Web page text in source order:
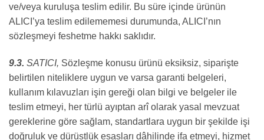
ve/veya kuruluşa teslim edilir. Bu süre içinde ürünün
ALICI’ya teslim edilememesi durumunda, ALICI’nın
sözleşmeyi feshetme hakkı saklıdır.
9.3. SATICI, Sözleşme konusu ürünü eksiksiz, siparişte
belirtilen niteliklere uygun ve varsa garanti belgeleri,
kullanım kılavuzları işin gereği olan bilgi ve belgeler ile
teslim etmeyi, her türlü ayıptan arî olarak yasal mevzuat
gereklerine göre sağlam, standartlara uygun bir şekilde işi
doğruluk ve dürüstlük esasları dâhilinde ifa etmeyi, hizmet